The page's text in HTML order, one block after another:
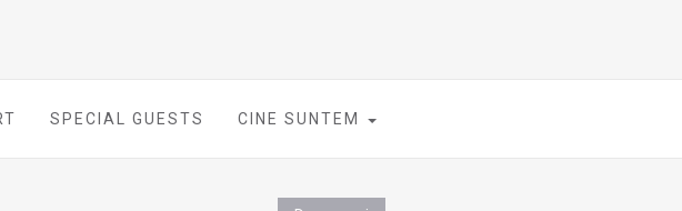
SPECIAL GUESTS CINE SUNTEM